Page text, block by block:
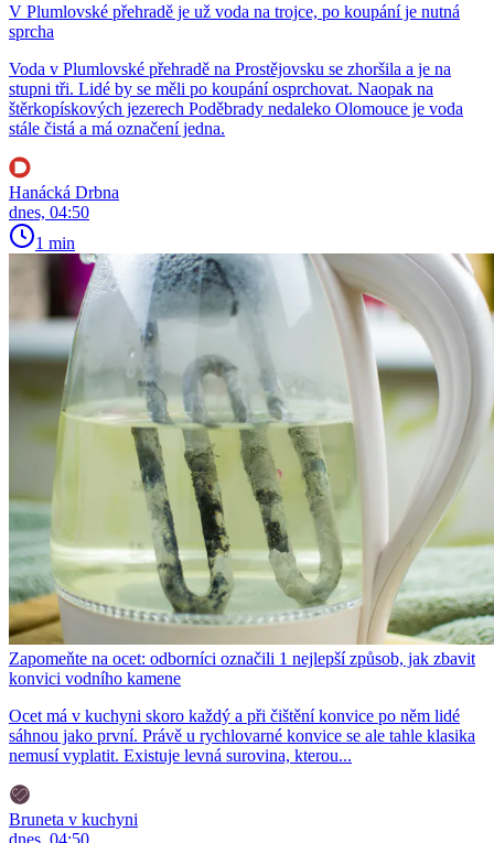
V Plumlovské přehradě je už voda na trojce, po koupání je nutná
sprcha
Voda v Plumlovské přehradě na Prostějovsku se zhoršila a je na
stupni tři. Lidé by se měli po koupání osprchovat. Naopak na
štěrkopískových jezerech Poděbrady nedaleko Olomouce je voda
stále čistá a má označení jedna.
Hanácká Drbna
dnes, 04:50
1 min
Zapomeňte na ocet: odborníci označili 1 nejlepší způsob, jak zbavit
konvici vodního kamene
Ocet má v kuchyni skoro každý a při čištění konvice po něm lidé
sáhnou jako první. Právě u rychlovarné konvice se ale tahle klasika
nemusí vyplatit. Existuje levná surovina, kterou...
Bruneta v kuchyni
dnes, 04:50